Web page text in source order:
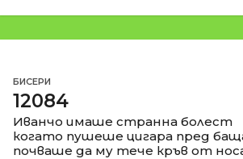
БИСЕРИ
12084
Иванчо имаше странна болест
когато пушеше цигара пред
почваше да му тече кръв от